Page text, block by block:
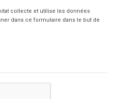
collecte et utilise les données
dans ce formulaire dans le but de